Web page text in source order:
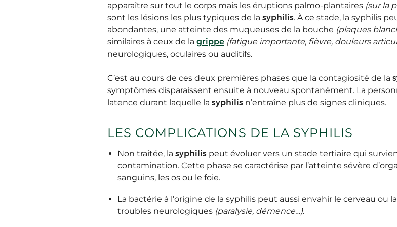
apparaître sur tout le corps mais les éruptions palmo-plantaires (sur la
sont les lésions les plus typiques de la syphilis. À ce stade, la syphilis
abondantes, une atteinte des muqueuses de la bouche (plaques
similaires à ceux de la grippe (fatigue importante, fièvre, douleurs
neurologiques, oculaires ou auditifs.
C’est au cours de ces deux premières phases que la contagiosité de la
symptômes disparaissent ensuite à nouveau spontanément. La
latence durant laquelle la syphilis n’entraîne plus de signes cliniques.
LES COMPLICATIONS DE LA SYPHILIS
Non traitée, la syphilis peut évoluer vers un stade tertiaire qui
contamination. Cette phase se caractérise par l’atteinte sévère
sanguins, les os ou le foie.
La bactérie à l’origine de la syphilis peut aussi envahir le cerveau ou
troubles neurologiques (paralysie, démence…).